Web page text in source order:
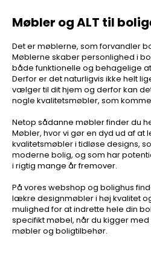
Møbler og ALT til
Det er møblerne, som forvandler
Møblerne skaber personlighed i
både funktionelle og behagelige
Derfor er det naturligvis ikke helt
vælger til dit hjem og derfor kan
nogle kvalitetsmøbler, som
Netop sådanne møbler finder du
Møbler, hvor vi gør en dyd ud af
kvalitetsmøbler i tidløse designs,
moderne bolig, og som har
i rigtig mange år fremover.
På vores webshop og bolighus
lækre designmøbler i høj kvalitet
mulighed for at indrette hele din
specifikt møbel, når du kigger
møbler og boligtilbehør.